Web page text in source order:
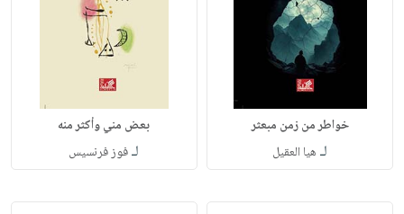
خواطر من زمن مبعثر
لـ هيا العقيل
بعض مني وأكثر منه
لـفوز فرنسيس